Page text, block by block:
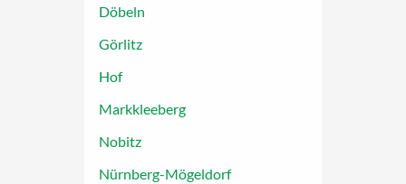
Döbeln
Görlitz
Hof
Markkleeberg
Nobitz
Nürnberg-Mögeldorf